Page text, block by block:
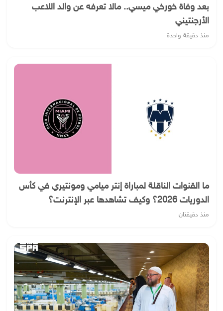
بعد وفاة خورخي ميسي.. مالا تعرفه عن والد اللاعب
الأرجنتيني
منذ دقيقة واحدة
ما القنوات الناقلة لمباراة إنتر ميامي ومونتيري في كأس
الدوريات 2026؟ وكيف تشاهدها عبر الإنترنت؟
منذ دقيقتان